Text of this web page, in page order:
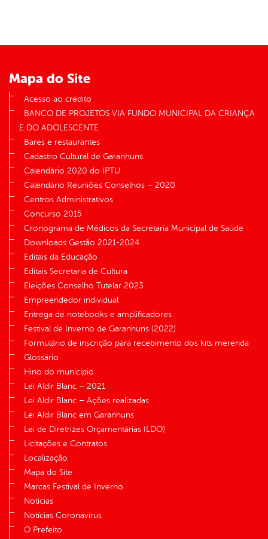
Mapa do Site
Acesso ao crédito
BANCO DE PROJETOS VIA FUNDO MUNICIPAL DA CRIANÇA
E DO ADOLESCENTE
Bares e restaurantes
Cadastro Cultural de Garanhuns
Calendário 2020 do IPTU
Calendário Reuniões Conselhos – 2020
Centros Administrativos
Concurso 2015
Cronograma de Médicos da Secretaria Municipal de Saúde
Downloads Gestão 2021-2024
Editais da Educação
Editais Secretaria de Cultura
Eleições Conselho Tutelar 2023
Empreendedor individual
Entrega de notebooks e amplificadores
Festival de Inverno de Garanhuns (2022)
Formulário de inscrição para recebimento dos kits merenda
Glossário
Hino do município
Lei Aldir Blanc – 2021
Lei Aldir Blanc – Ações realizadas
Lei Aldir Blanc em Garanhuns
Lei de Diretrizes Orçamentárias (LDO)
Licitações e Contratos
Localização
Mapa do Site
Marcas Festival de Inverno
Notícias
Notícias Coronavírus
O Prefeito